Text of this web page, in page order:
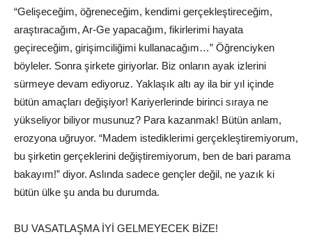
“Gelişeceğim, öğreneceğim, kendimi gerçekleştireceğim,
araştıracağım, Ar-Ge yapacağım, fikirlerimi hayata
geçireceğim, girişimciliğimi kullanacağım…” Öğrenciyken
böyleler. Sonra şirkete giriyorlar. Biz onların ayak izlerini
sürmeye devam ediyoruz. Yaklaşık altı ay ila bir yıl içinde
bütün amaçları değişiyor! Kariyerlerinde birinci sıraya ne
yükseliyor biliyor musunuz? Para kazanmak! Bütün anlam,
erozyona uğruyor. “Madem istediklerimi gerçekleştiremiyorum,
bu şirketin gerçeklerini değiştiremiyorum, ben de bari parama
bakayım!” diyor. Aslında sadece gençler değil, ne yazık ki
bütün ülke şu anda bu durumda.
BU VASATLAŞMA İYİ GELMEYECEK BİZE!